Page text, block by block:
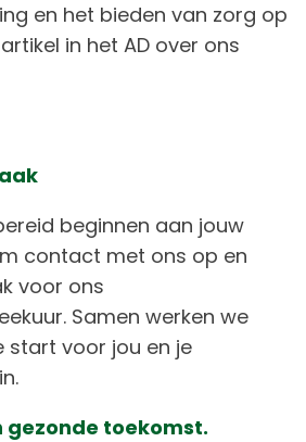
en het bieden van zorg op
in het AD over ons
beginnen aan jouw
contact met ons op en
voor ons
Samen werken we
start voor jou en je
gezonde toekomst.